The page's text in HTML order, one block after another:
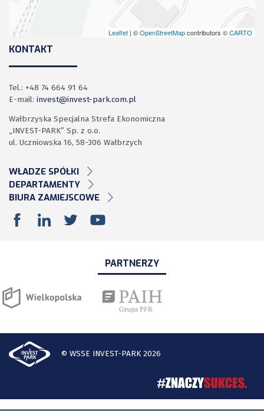
Leaflet | ©OpenStreetMapcontributors ©CARTO
KONTAKT
Tel.: +48 74 664 91 64
E-mail: invest@invest-park.com.pl
Wałbrzyska Specjalna Strefa Ekonomiczna
„INVEST-PARK” Sp. z o.o.
ul. Uczniowska 16, 58-306 Wałbrzych
WŁADZE SPÓŁKI
DEPARTAMENTY
BIURA ZAMIEJSCOWE
PARTNERZY
© WSSE INVEST-PARK 2026